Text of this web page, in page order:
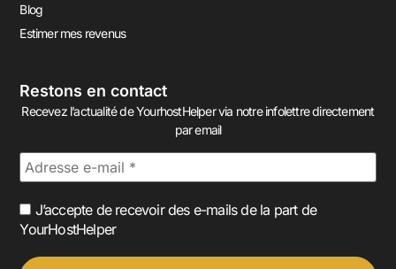
Blog
Estimer mes revenus
Restons en contact
Recevez l’actualité de YourhostHelper via notre infolettre directement
par email
J’accepte de recevoir des e-mails de la part de
YourHostHelper